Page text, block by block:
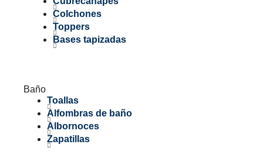
Colchones
Toppers
Bases tapizadas
Baño
Toallas
Alfombras de baño
Albornoces
Zapatillas